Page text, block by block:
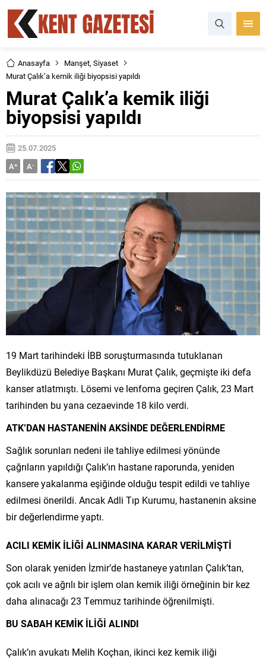
Anasayfa Manşet, Siyaset
Murat Çalık’a kemik iliği biyopsisi yapıldı
Murat Çalık’a kemik iliği
biyopsisi yapıldı
25.07.2025
A+ A-
19 Mart tarihindeki İBB soruşturmasında tutuklanan
Beylikdüzü Belediye Başkanı Murat Çalık, geçmişte iki defa
kanser atlatmıştı. Lösemi ve lenfoma geçiren Çalık, 23 Mart
tarihinden bu yana cezaevinde 18 kilo verdi.
ATK’DAN HASTANENİN AKSİNDE DEĞERLENDİRME
Sağlık sorunları nedeni ile tahliye edilmesi yönünde
çağrıların yapıldığı Çalık’ın hastane raporunda, yeniden
kansere yakalanma eşiğinde olduğu tespit edildi ve tahliye
edilmesi önerildi. Ancak Adli Tıp Kurumu, hastanenin aksine
bir değerlendirme yaptı.
ACILI KEMİK İLİĞİ ALINMASINA KARAR VERİLMİŞTİ
Son olarak yeniden İzmir’de hastaneye yatırılan Çalık’tan,
çok acılı ve ağrılı bir işlem olan kemik iliği örneğinin bir kez
daha alınacağı 23 Temmuz tarihinde öğrenilmişti.
BU SABAH KEMİK İLİĞİ ALINDI
Çalık’ın avukatı Melih Koçhan, ikinci kez kemik iliği